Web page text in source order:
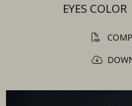
EYES COLOR